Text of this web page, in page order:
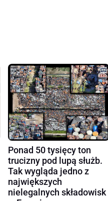
Ponad 50 tysięcy ton
trucizny pod lupą służb.
Tak wygląda jedno z
największych
nielegalnych składowisk